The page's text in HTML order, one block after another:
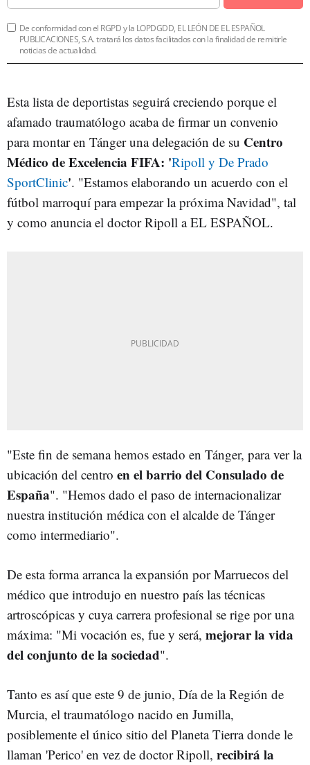
De conformidad con el RGPD y la LOPDGDD, EL LEÓN DE EL ESPAÑOL
PUBLICACIONES, S.A. tratará los datos facilitados con la finalidad de remitirle
noticias de actualidad.
Esta lista de deportistas seguirá creciendo porque el
afamado traumatólogo acaba de firmar un convenio
para montar en Tánger una delegación de su Centro
Médico de Excelencia FIFA: 'Ripoll y De Prado
SportClinic'. "Estamos elaborando un acuerdo con el
fútbol marroquí para empezar la próxima Navidad", tal
y como anuncia el doctor Ripoll a EL ESPAÑOL.
"Este fin de semana hemos estado en Tánger, para ver la
ubicación del centro en el barrio del Consulado de
España". "Hemos dado el paso de internacionalizar
nuestra institución médica con el alcalde de Tánger
como intermediario".
De esta forma arranca la expansión por Marruecos del
médico que introdujo en nuestro país las técnicas
artroscópicas y cuya carrera profesional se rige por una
máxima: "Mi vocación es, fue y será, mejorar la vida
del conjunto de la sociedad".
Tanto es así que este 9 de junio, Día de la Región de
Murcia, el traumatólogo nacido en Jumilla,
posiblemente el único sitio del Planeta Tierra donde le
llaman 'Perico' en vez de doctor Ripoll, recibirá la